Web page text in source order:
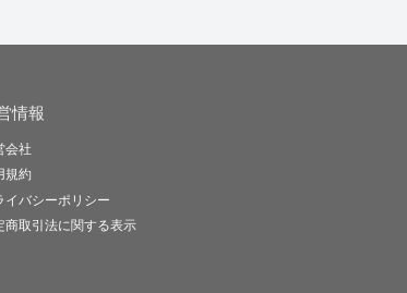
情報
会社
規約
イバシーポリシー
商取引法に関する表示